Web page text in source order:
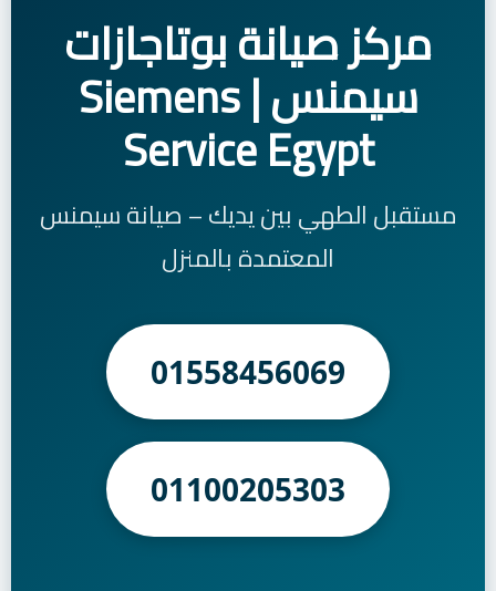
مركز صيانة بوتاجازات
سيمنس | Siemens
Service Egypt
مستقبل الطهي بين يديك – صيانة سيمنس
المعتمدة بالمنزل
01558456069
01100205303